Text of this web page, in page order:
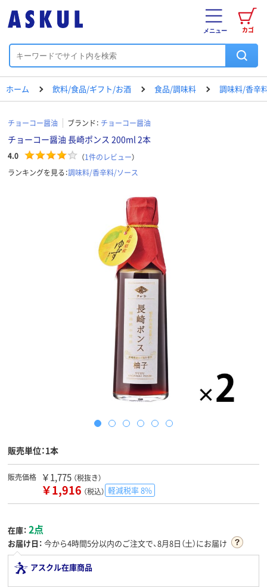
カゴ
メニュー
ホーム 飲料/食品/ギフト/お酒 食品/調味料 調味料/香辛
チョーコー醤油 ブランド： チョーコー醤油
チョーコー醤油 長崎ポンス 200ml 2本
4.0 （1件のレビュー）
ランキングを見る：調味料/香辛料/ソース
販売単位：1本
販売価格 ￥1,775 （税抜き）
￥1,916 （税込） 軽減税率 8%
在庫： 2点
お届け日： 今から4時間5分以内のご注文で、8月8日（土）にお届け
アスクル在庫商品